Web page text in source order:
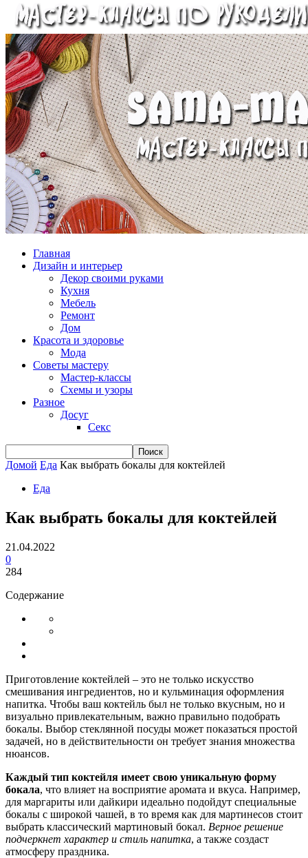
Главная
Дизайн и интерьер
Декор своими руками
Кухня
Мебель
Ремонт
Дом
Красота и здоровье
Мода
Советы мастеру
Мастер-классы
Схемы и узоры
Разное
Досуг
Секс
Домой Еда Как выбрать бокалы для коктейлей
Еда
Как выбрать бокалы для коктейлей
21.04.2022
0
284
Содержание
Приготовление коктейлей – это не только искусство
смешивания ингредиентов, но и кульминация оформления
напитка. Чтобы ваш коктейль был не только вкусным, но и
визуально привлекательным, важно правильно подобрать
бокалы. Выбор стеклянной посуды может показаться простой
задачей, но в действительности он требует знания множества
нюансов.
Каждый тип коктейля имеет свою уникальную форму
бокала, что влияет на восприятие аромата и вкуса. Например,
для маргариты или дайкири идеально подойдут специальные
бокалы с широкой чашей, в то время как для мартинесов стоит
выбрать классический мартиновый бокал. Верное решение
подчеркнет характер и стиль напитка, а также создаст
атмосферу праздника.